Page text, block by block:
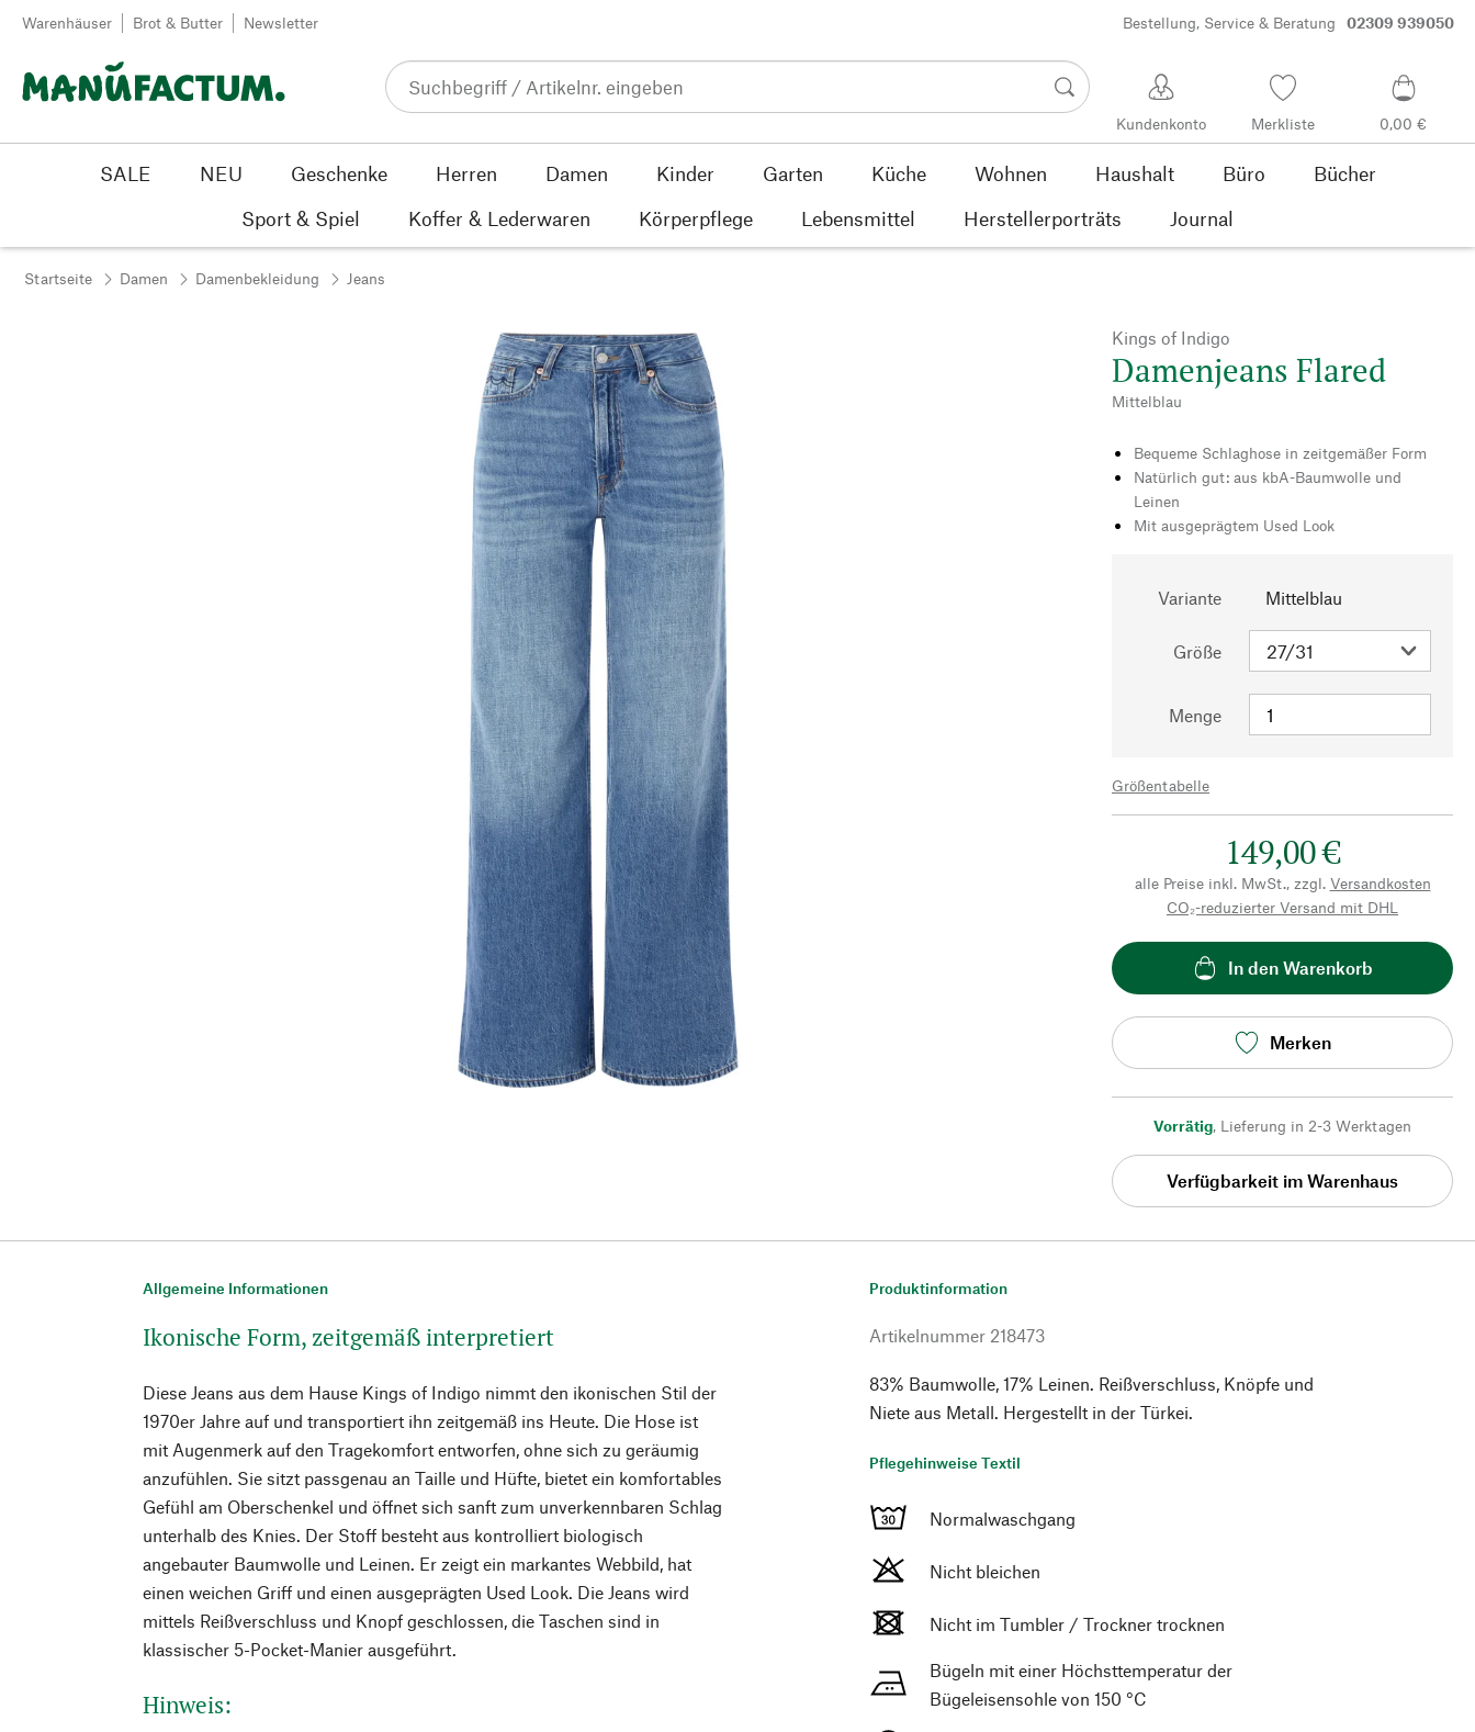
Zum Inhalt springen
Warenhäuser Brot & Butter Newsletter Bestellung, Service & Beratung 02309 939050
Kundenkonto Merkliste 0,00 €
SALE NEU Geschenke Herren Damen Kinder Garten Küche Wohnen Haushalt Büro
Bücher
Sport & Spiel
Koffer & Lederwaren Körperpflege Lebensmittel Herstellerporträts Journal
Startseite Damen Damenbekleidung Jeans
Kings of Indigo
Damenjeans Flared
Mittelblau
Bequeme Schlaghose in zeitgemäßer Form
Natürlich gut: aus kbA-Baumwolle und
Leinen
Mit ausgeprägtem Used Look
Variante Mittelblau
Größe
Menge
Größentabelle
149,00 €
alle Preise inkl. MwSt., zzgl. Versandkosten
CO₂-reduzierter Versand mit DHL
In den Warenkorb
Merken
Vorrätig, Lieferung in 2-3 Werktagen
Verfügbarkeit im Warenhaus
Allgemeine Informationen
Ikonische Form, zeitgemäß interpretiert
Diese Jeans aus dem Hause Kings of Indigo nimmt den ikonischen Stil der
1970er Jahre auf und transportiert ihn zeitgemäß ins Heute. Die Hose ist
mit Augenmerk auf den Tragekomfort entworfen, ohne sich zu geräumig
anzufühlen. Sie sitzt passgenau an Taille und Hüfte, bietet ein komfortables
Gefühl am Oberschenkel und öffnet sich sanft zum unverkennbaren Schlag
unterhalb des Knies. Der Stoff besteht aus kontrolliert biologisch
angebauter Baumwolle und Leinen. Er zeigt ein markantes Webbild, hat
einen weichen Griff und einen ausgeprägten Used Look. Die Jeans wird
mittels Reißverschluss und Knopf geschlossen, die Taschen sind in
klassischer 5-Pocket-Manier ausgeführt.
Hinweis:
Produktinformation
Artikelnummer 218473
83% Baumwolle, 17% Leinen. Reißverschluss, Knöpfe und
Niete aus Metall. Hergestellt in der Türkei.
Pflegehinweise Textil
Normalwaschgang
Nicht bleichen
Nicht im Tumbler / Trockner trocknen
Bügeln mit einer Höchsttemperatur der
Bügeleisensohle von 150 °C